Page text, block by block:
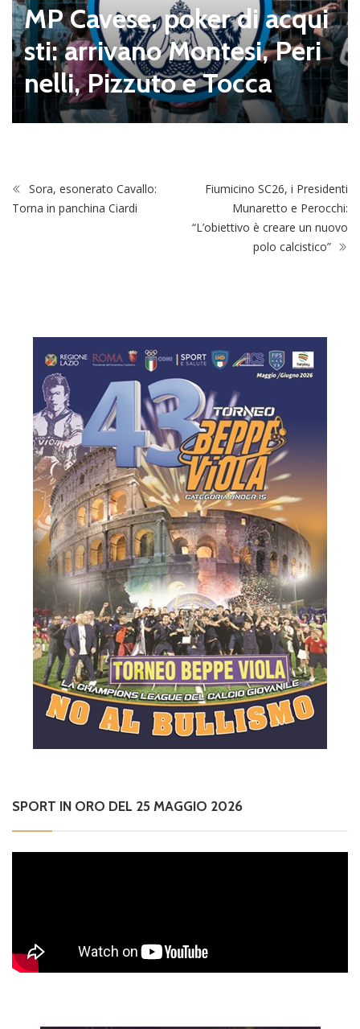
MP Cavese, poker di acqui
sti: arrivano Montesi, Peri
nelli, Pizzuto e Tocca
Sora, esonerato Cavallo:
Torna in panchina Ciardi
Fiumicino SC26, i Presidenti
Munaretto e Perocchi:
“L’obiettivo è creare un nuovo
polo calcistico”
SPORT IN ORO DEL 25 MAGGIO 2026